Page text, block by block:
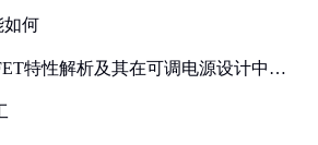
如何
特性解析及其在可调电源设计中的